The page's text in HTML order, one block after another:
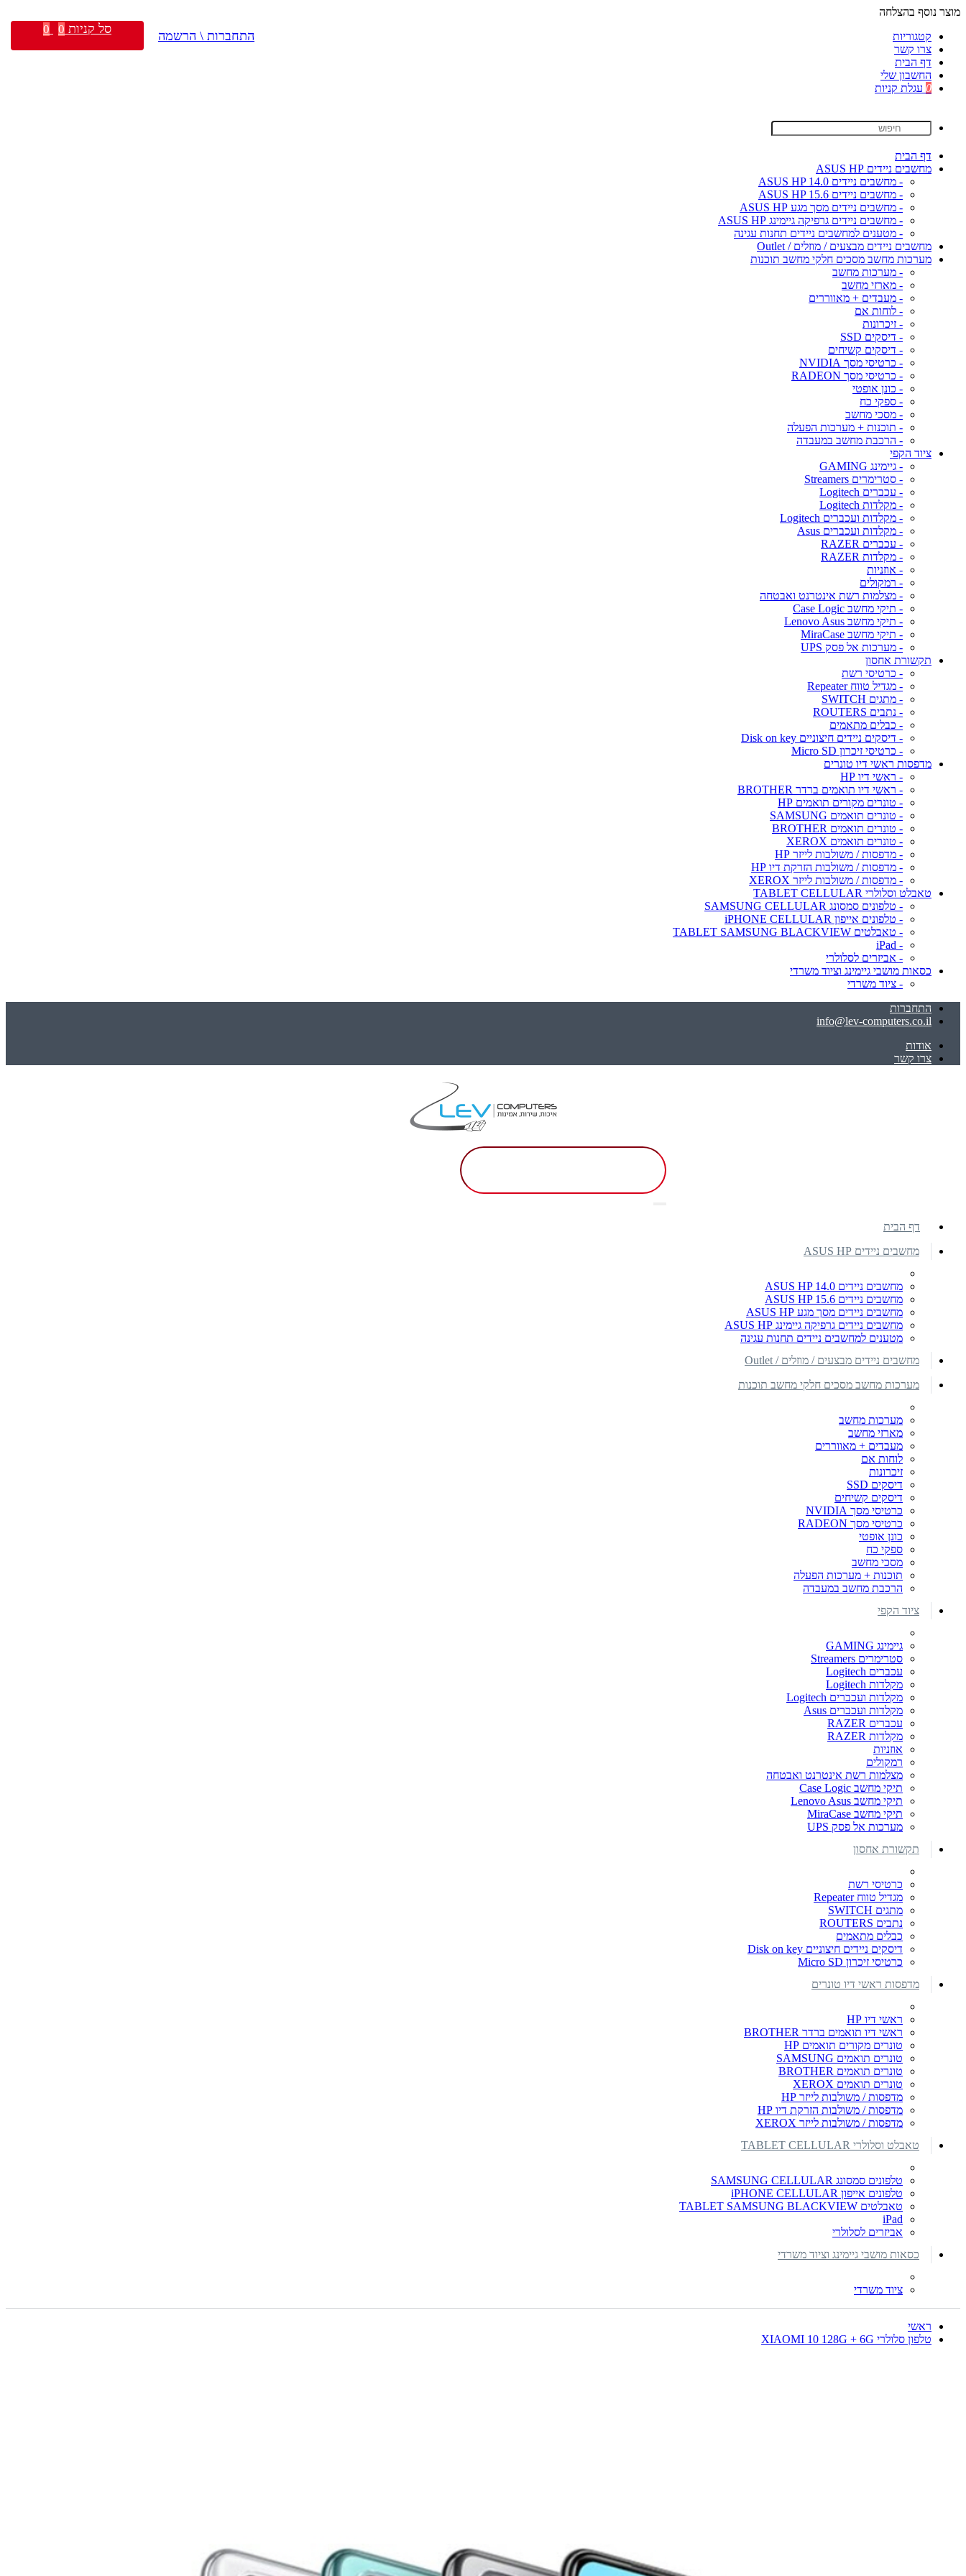
מוצר נוסף בהצלחה
קטגוריות
צרו קשר
דף הבית
החשבון שלי
0 עגלת קניות
דף הבית
מחשבים ניידים ASUS HP
- מחשבים ניידים ASUS HP 14.0
- מחשבים ניידים ASUS HP 15.6
- מחשבים ניידים מסך מגע ASUS HP
- מחשבים ניידים גרפיקה גיימינג ASUS HP
- מטענים למחשבים ניידים תחנות עגינה
מחשבים ניידים מבצעים / מוזלים / Outlet
מערכות מחשב מסכים חלקי מחשב תוכנות
- מערכות מחשב
- מארזי מחשב
- מעבדים + מאווררים
- לוחות אם
- זיכרונות
- דיסקים SSD
- דיסקים קשיחים
- כרטיסי מסך NVIDIA
- כרטיסי מסך RADEON
- כונן אופטי
- ספקי כח
- מסכי מחשב
- תוכנות + מערכות הפעלה
- הרכבת מחשב במעבדה
ציוד הקפי
- גיימינג GAMING
- סטרימרים Streamers
- עכברים Logitech
- מקלדות Logitech
- מקלדות ועכברים Logitech
- מקלדות ועכברים Asus
- עכברים RAZER
- מקלדות RAZER
- אוזניות
- רמקולים
- מצלמות רשת אינטרנט ואבטחה
- תיקי מחשב Case Logic
- תיקי מחשב Lenovo Asus
- תיקי מחשב MiraCase
- מערכות אל פסק UPS
תקשורת אחסון
- כרטיסי רשת
- מגדיל טווח Repeater
- מתגים SWITCH
- נתבים ROUTERS
- כבלים מתאמים
- דיסקים ניידים חיצוניים Disk on key
- כרטיסי זיכרון Micro SD
מדפסות ראשי דיו טונרים
- ראשי דיו HP
- ראשי דיו תואמים ברדר BROTHER
- טונרים מקורים תואמים HP
- טונרים תואמים SAMSUNG
- טונרים תואמים BROTHER
- טונרים תואמים XEROX
- מדפסות / משולבות לייזר HP
- מדפסות / משולבות הזרקת דיו HP
- מדפסות / משולבות לייזר XEROX
טאבלט וסלולרי TABLET CELLULAR
- טלפונים סמסונג SAMSUNG CELLULAR
- טלפונים אייפון iPHONE CELLULAR
- טאבלטים TABLET SAMSUNG BLACKVIEW
- iPad
- אביזרים לסלולרי
כסאות מושבי גיימינג וציוד משרדי
- ציוד משרדי
התחברות
info@lev-computers.co.il
אודות
צרו קשר
התחברות \ הרשמה סל קניות 0
0
דף הבית
מחשבים ניידים ASUS HP
מחשבים ניידים ASUS HP 14.0
מחשבים ניידים ASUS HP 15.6
מחשבים ניידים מסך מגע ASUS HP
מחשבים ניידים גרפיקה גיימינג ASUS HP
מטענים למחשבים ניידים תחנות עגינה
מחשבים ניידים מבצעים / מוזלים / Outlet
מערכות מחשב מסכים חלקי מחשב תוכנות
מערכות מחשב
מארזי מחשב
מעבדים + מאווררים
לוחות אם
זיכרונות
דיסקים SSD
דיסקים קשיחים
כרטיסי מסך NVIDIA
כרטיסי מסך RADEON
כונן אופטי
ספקי כח
מסכי מחשב
תוכנות + מערכות הפעלה
הרכבת מחשב במעבדה
ציוד הקפי
גיימינג GAMING
סטרימרים Streamers
עכברים Logitech
מקלדות Logitech
מקלדות ועכברים Logitech
מקלדות ועכברים Asus
עכברים RAZER
מקלדות RAZER
אוזניות
רמקולים
מצלמות רשת אינטרנט ואבטחה
תיקי מחשב Case Logic
תיקי מחשב Lenovo Asus
תיקי מחשב MiraCase
מערכות אל פסק UPS
תקשורת אחסון
כרטיסי רשת
מגדיל טווח Repeater
מתגים SWITCH
נתבים ROUTERS
כבלים מתאמים
דיסקים ניידים חיצוניים Disk on key
כרטיסי זיכרון Micro SD
מדפסות ראשי דיו טונרים
ראשי דיו HP
ראשי דיו תואמים ברדר BROTHER
טונרים מקורים תואמים HP
טונרים תואמים SAMSUNG
טונרים תואמים BROTHER
טונרים תואמים XEROX
מדפסות / משולבות לייזר HP
מדפסות / משולבות הזרקת דיו HP
מדפסות / משולבות לייזר XEROX
טאבלט וסלולרי TABLET CELLULAR
טלפונים סמסונג SAMSUNG CELLULAR
טלפונים אייפון iPHONE CELLULAR
טאבלטים TABLET SAMSUNG BLACKVIEW
iPad
אביזרים לסלולרי
כסאות מושבי גיימינג וציוד משרדי
ציוד משרדי
ראשי
טלפון סלולרי XIAOMI 10 128G + 6G